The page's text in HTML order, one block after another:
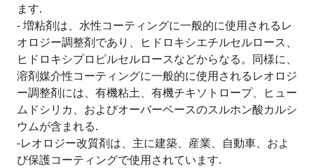
ます.
- 増粘剤は、水性コーティングに一般的に使用されるレ
オロジー調整剤であり、ヒドロキシエチルセルロース、
ヒドロキシプロピルセルロースなどからなる。同様に、
溶剤媒介性コーティングに一般的に使用されるレオロジ
ー調整剤には、有機粘土、有機チキソトロープ、ヒュー
ムドシリカ、およびオーバーベースのスルホン酸カルシ
ウムが含まれる.
-レオロジー改質剤は、主に建築、産業、自動車、およ
び保護コーティングで使用されています.